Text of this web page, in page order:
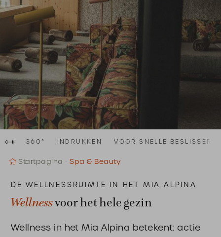
360° INDRUKKEN VOOR SNELLE BESLISSERS
Startpagina Spa & Beauty
DE WELLNESSRUIMTE IN HET MIA ALPINA
Wellnessvoor het hele gezin
Wellness in het Mia Alpina betekent: actie